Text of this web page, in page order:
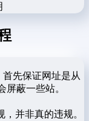
先保证网址是从
屏蔽一些站。
并非真的违规。